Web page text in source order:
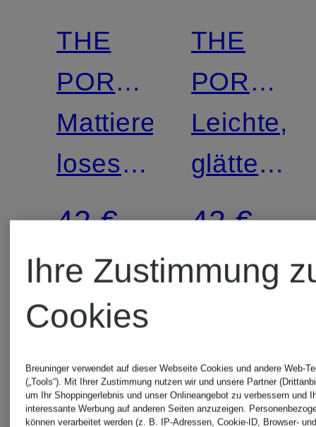
THE
POREfessional
POWER
POWDER
Mattierendes
loses
Puder
Fixieren
42 €
(5.250 € / 1 kg)
THE
SMOOTH
SIP
Leichte,
glättende
Poren
42 €
(840 € / 1 l)
gesponsert gesponsert
Ihre Zustimmung
Cookies
Breuninger verwendet auf dieser Webseite Cookies und andere Web-
(„Tools“). Mit Ihrer Zustimmung nutzen wir und unsere Partner
um Ihr Shoppingerlebnis und unser Onlineangebot zu verbessern und
interessante Werbung auf anderen Seiten anzuzeigen.
können verarbeitet werden (z. B. IP-Adressen, Cookie-ID, Browser-